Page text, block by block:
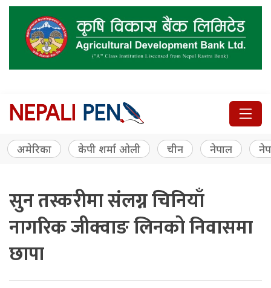
अमेरिका केपी शर्मा ओली चीन नेपाल
सुन तस्करीमा संलग्न चिनियाँ
नागरिक जीक्वाङ लिनको निवासमा
छापा